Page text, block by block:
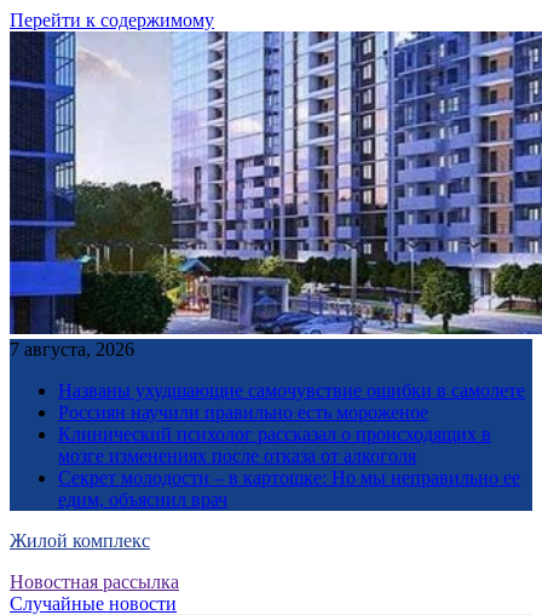
Перейти к содержимому
7 августа, 2026
Названы ухудшающие самочувствие ошибки в самолете
Россиян научили правильно есть мороженое
Клинический психолог рассказал о происходящих в
мозге изменениях после отказа от алкоголя
Секрет молодости – в картошке: Но мы неправильно ее
едим, объяснил врач
Жилой комплекс
Новостная рассылка
Случайные новости